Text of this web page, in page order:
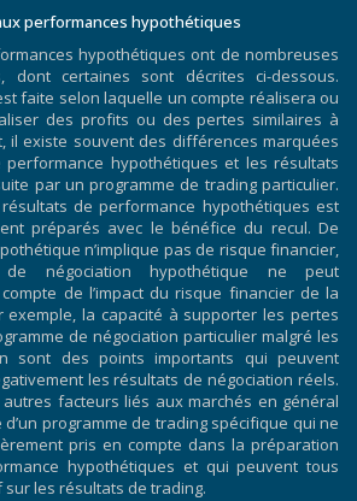
performances hypothétiques
hypothétiques ont de nombreuses
dont certaines sont décrites ci-dessous.
faite selon laquelle un compte réalisera ou
des profits ou des pertes similaires à
il existe souvent des différences marquées
hypothétiques et les résultats
par un programme de trading particulier.
de performance hypothétiques est
préparés avec le bénéfice du recul. De
n’implique pas de risque financier,
négociation hypothétique ne peut
de l’impact du risque financier de la
exemple, la capacité à supporter les pertes
de négociation particulier malgré les
sont des points importants qui peuvent
les résultats de négociation réels.
facteurs liés aux marchés en général
programme de trading spécifique qui ne
pris en compte dans la préparation
hypothétiques et qui peuvent tous
les résultats de trading.